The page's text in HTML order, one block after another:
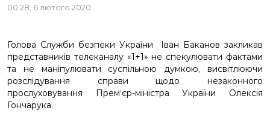
00:28, 6 лютого 2020
Голова Служби безпеки України Іван Баканов закликав
представників телеканалу «1+1» не спекулювати фактами
та не маніпулювати суспільною думкою, висвітлюючи
розслідування справи щодо незаконного
прослуховування Прем‘єр-міністра України Олексія
Гончарука.